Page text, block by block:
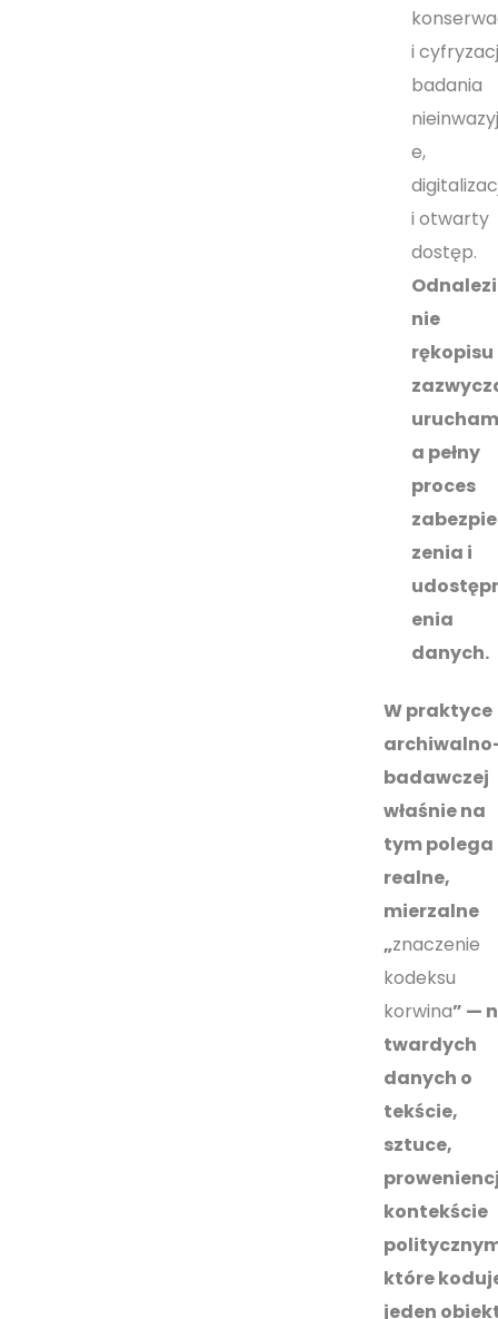
i
badania
e,
i otwarty
dostęp.
nie
rękopisu
a pełny
proces
zenia i
enia
danych.
W praktyce
badawczej
właśnie na
tym polega
realne,
mierzalne
„znaczenie
kodeksu
korwina” —
twardych
danych o
tekście,
sztuce,
kontekście
które
jeden